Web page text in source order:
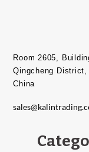
Room 2605,
Qingcheng District,
China​